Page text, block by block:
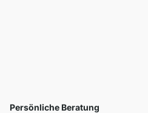
Persönliche Beratung